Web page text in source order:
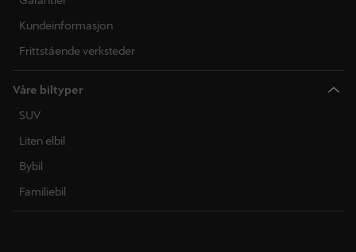
Kundeinformasjon
Frittstående verksteder
Våre biltyper
SUV
Liten elbil
Bybil
Familiebil